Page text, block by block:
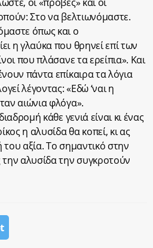
Στο να βελτιωνόμαστε.
όπως και ο
η γλαύκα που θρηνεί επί των
που πλάσανε τα ερείπια». Και
πάντα επίκαιρα τα λόγια
λέγοντας: «Εδώ ‘ναι η
αιώνια φλόγα».
κάθε γενιά είναι κι ένας
η αλυσίδα θα κοπεί, κι ας
του αξία. Το σημαντικό στην
αλυσίδα την συγκροτούν